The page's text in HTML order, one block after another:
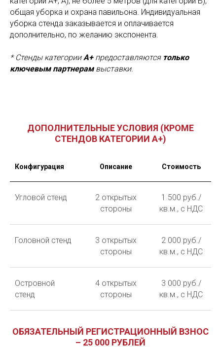
общая уборка и охрана павильона. Индивидуальная
уборка стенда заказывается и оплачивается
дополнительно, по желанию экспонента.
* Стенды категорииА+предоставляются только
ключевым партнерамвыставки.
ДОПОЛНИТЕЛЬНЫЕ УСЛОВИЯ (КРОМЕ
СТЕНДОВ КАТЕГОРИИ А+)
Конфигурация Описание Стоимость
Угловой стенд
2 открытых
стороны
1 500 руб./
кв.м., с НДС
Головной стенд
3 открытых
стороны
2 000 руб./
кв.м., с НДС
Островной
стенд
4 открытых
стороны
3 000 руб./
кв.м., с НДС
ОБЯЗАТЕЛЬНЫЙ РЕГИСТРАЦИОННЫЙ ВЗНОС
– 25 000 РУБЛЕЙ